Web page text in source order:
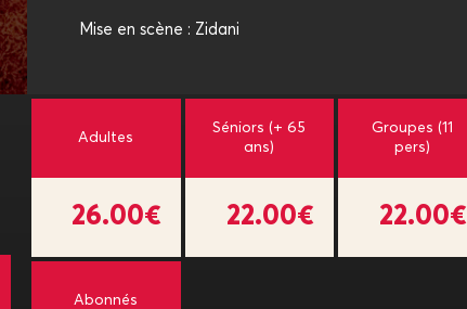
Mise en scène : Zidani
Adultes
26.00€
Séniors (+ 65
ans)
22.00€
Groupes (11
pers)
22.00€
Abonnés